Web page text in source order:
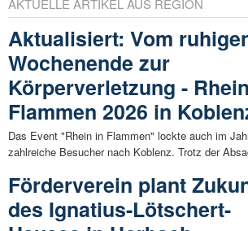
Aktualisiert: Vom
Wochenende zur
Körperverletzung -
Flammen 2026 in
Das Event "Rhein in Flammen" lockte auch im
zahlreiche Besucher nach Koblenz. Trotz der
Förderverein plant
des Ignatius-Lötschert-